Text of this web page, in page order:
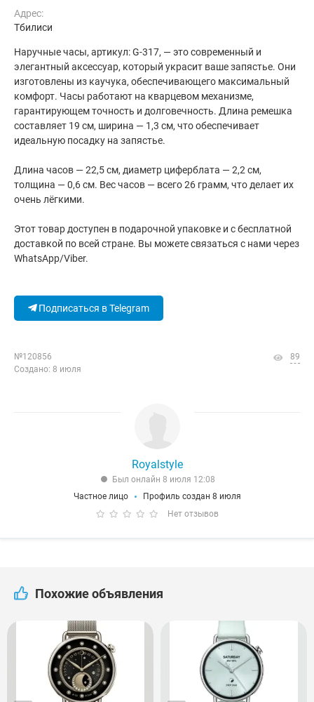
Адрес:
Тбилиси
Наручные часы, артикул: G-317, — это современный и
элегантный аксессуар, который украсит ваше запястье. Они
изготовлены из каучука, обеспечивающего максимальный
комфорт. Часы работают на кварцевом механизме,
гарантирующем точность и долговечность. Длина ремешка
составляет 19 см, ширина — 1,3 см, что обеспечивает
идеальную посадку на запястье.
Длина часов — 22,5 см, диаметр циферблата — 2,2 см,
толщина — 0,6 см. Вес часов — всего 26 грамм, что делает их
очень лёгкими.
Этот товар доступен в подарочной упаковке и с бесплатной
доставкой по всей стране. Вы можете связаться с нами через
WhatsApp/Viber.
Подписаться в Telegram
№120856
Создано: 8 июля
89
Royalstyle
Был онлайн 8 июля 12:08
Частное лицо
Профиль создан 8 июля
Нет отзывов
Похожие объявления